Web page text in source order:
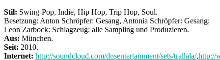
Stil: Swing-Pop, Indie, Hip Hop, Trip Hop, Soul.
Besetzung: Anton Schröpfer: Gesang, Antonia Schröpfer: Gesang;
Leon Zarbock: Schlagzeug; alle Sampling und Produzieren.
Aus: München.
Seit: 2010.
Internet: http://soundcloud.com/dnsentertainment/sets/trallala/,http://